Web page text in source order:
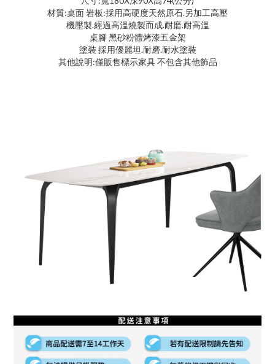
材質:桌面 岩板:採用高硬度天然原石.另加工高壓
機壓製.經過高溫燒製而成.耐磨.耐高溫
桌腳 黑砂粉體烤漆五金架
塗裝 採用優麗坦.耐磨.耐水塗裝
其他說明:僅販售標示家具 不包含其他飾品